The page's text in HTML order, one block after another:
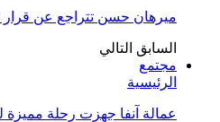
ميرهان حسن تتراجع عن قرار
السابق التالي
مجتمع
الرئيسية
عمالة آنفا جهزت رحلة مميزة